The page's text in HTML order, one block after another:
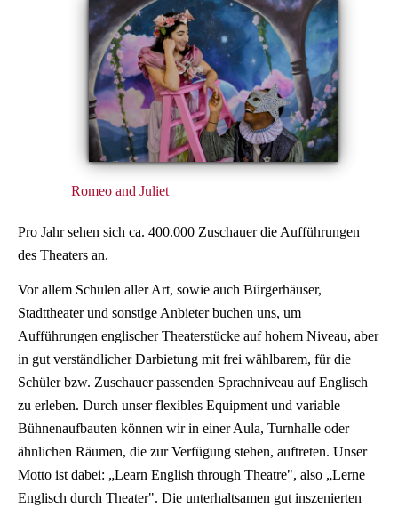
Romeo and Juliet
Pro Jahr sehen sich ca. 400.000 Zuschauer die Aufführungen
des Theaters an.
Vor allem Schulen aller Art, sowie auch Bürgerhäuser,
Stadttheater und sonstige Anbieter buchen uns, um
Aufführungen englischer Theaterstücke auf hohem Niveau, aber
in gut verständlicher Darbietung mit frei wählbarem, für die
Schüler bzw. Zuschauer passenden Sprachniveau auf Englisch
zu erleben. Durch unser flexibles Equipment und variable
Bühnenaufbauten können wir in einer Aula, Turnhalle oder
ähnlichen Räumen, die zur Verfügung stehen, auftreten. Unser
Motto ist dabei: „Learn English through Theatre", also „Lerne
Englisch durch Theater". Die unterhaltsamen gut inszenierten